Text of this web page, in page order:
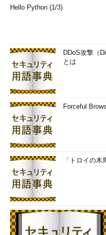
Hello Python (1/3)
DDoS攻撃（
とは
Forceful
「トロイの木